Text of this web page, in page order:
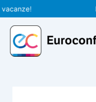
Vai
al
contenuto